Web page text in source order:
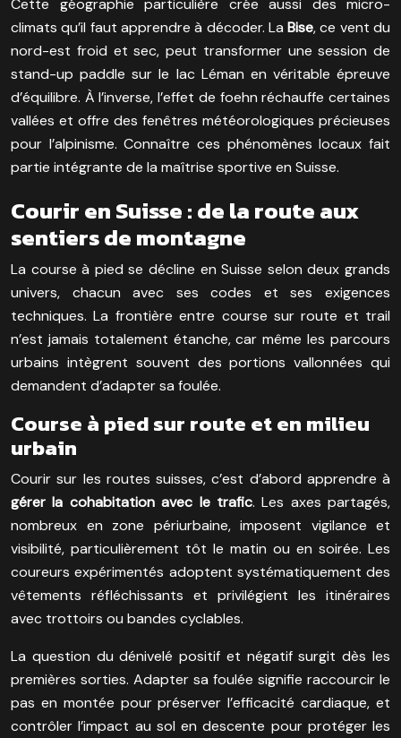
climats qu’il faut apprendre à décoder. LaBise, ce vent du
nord-est froid et sec, peut transformer une session de
stand-up paddle sur le lac Léman en véritable épreuve
d’équilibre. À l’inverse, l’effet de foehn réchauffe certaines
vallées et offre des fenêtres météorologiques précieuses
pour l’alpinisme. Connaître ces phénomènes locaux fait
partie intégrante de la maîtrise sportive en Suisse.
Courir en Suisse : de la route aux
sentiers de montagne
La course à pied se décline en Suisse selon deux grands
univers, chacun avec ses codes et ses exigences
techniques. La frontière entre course sur route et trail
n’est jamais totalement étanche, car même les parcours
urbains intègrent souvent des portions vallonnées qui
demandent d’adapter sa foulée.
Course à pied sur route et en milieu
urbain
Courir sur les routes suisses, c’est d’abord apprendre à
gérer la cohabitation avec le trafic. Les axes partagés,
nombreux en zone périurbaine, imposent vigilance et
visibilité, particulièrement tôt le matin ou en soirée. Les
coureurs expérimentés adoptent systématiquement des
vêtements réfléchissants et privilégient les itinéraires
avec trottoirs ou bandes cyclables.
La question du dénivelé positif et négatif surgit dès les
premières sorties. Adapter sa foulée signifie raccourcir le
pas en montée pour préserver l’efficacité cardiaque, et
contrôler l’impact au sol en descente pour protéger les